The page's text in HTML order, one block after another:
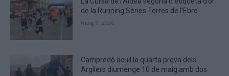
verify
that
you
de la Running Sèries Terres de l’Ebre
maig 9, 2026
Campredó acull la quarta prova dels
Argilers diumenge 10 de maig amb dos